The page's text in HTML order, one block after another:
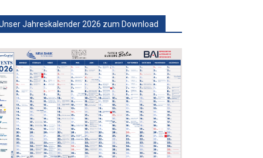
Jahreskalender 2026 zum Download